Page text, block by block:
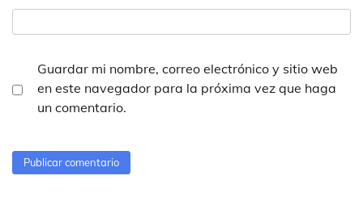
Guardar mi nombre, correo electrónico y sitio web
en este navegador para la próxima vez que haga
un comentario.